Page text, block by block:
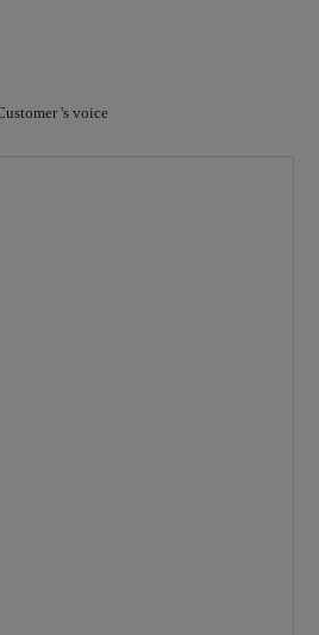
's voice